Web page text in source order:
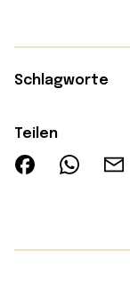
Schlagworte
Teilen